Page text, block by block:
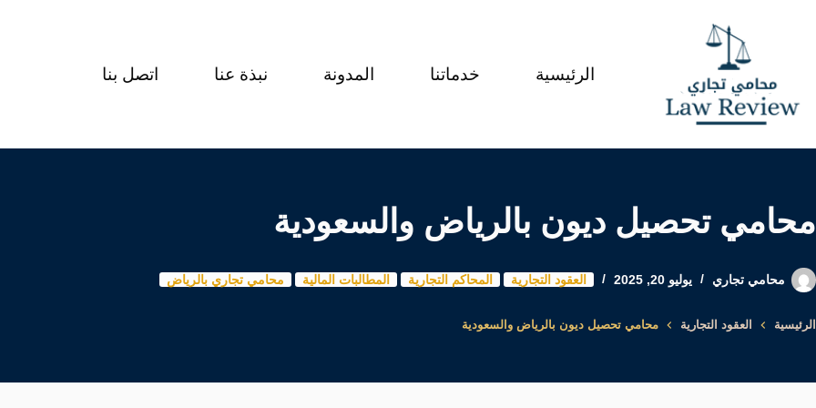
المحتوى
الرئيسية خدماتنا المدونة نبذة عنا اتصل بنا
محامي تحصيل ديون بالرياض والسعودية
محامي تجاري يوليو 20, 2025 العقود التجارية المحاكم التجارية المطالبات المالية محامي تجاري بالرياض
الرئيسية العقود التجارية محامي تحصيل ديون بالرياض والسعودية